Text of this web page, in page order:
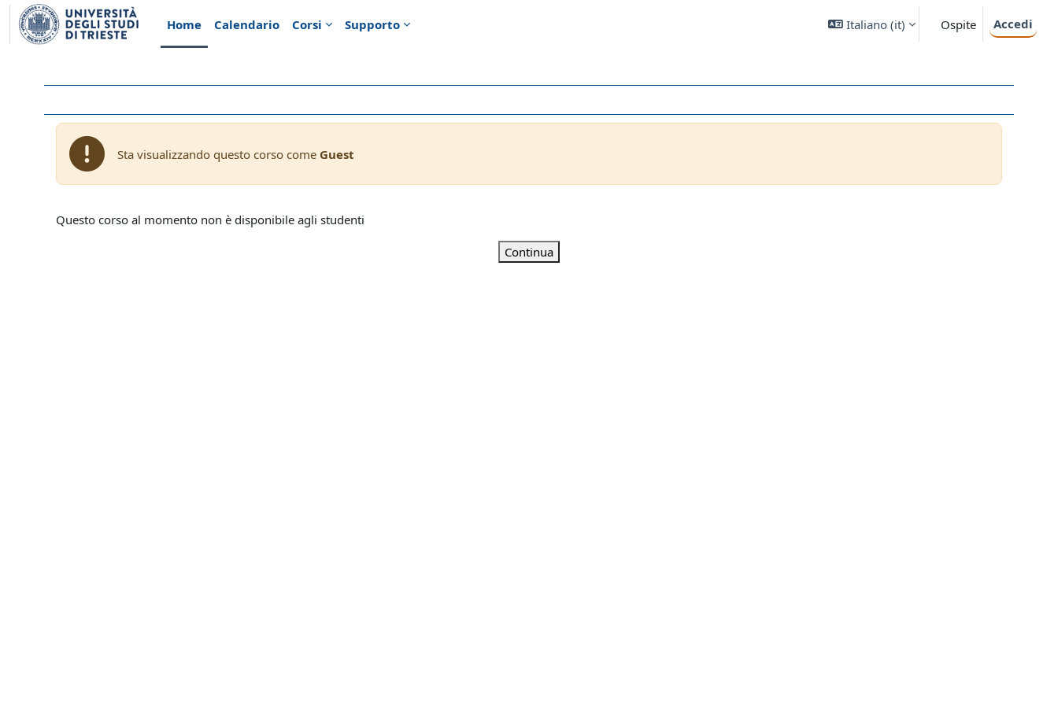
Vai al contenuto principale
Home
Calendario Corsi Supporto Italiano ‎(it)‎ Ospite Accedi
Sta visualizzando questo corso come Guest
Questo corso al momento non è disponibile agli studenti
Continua